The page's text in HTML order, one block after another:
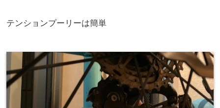
テンションプーリーは簡単